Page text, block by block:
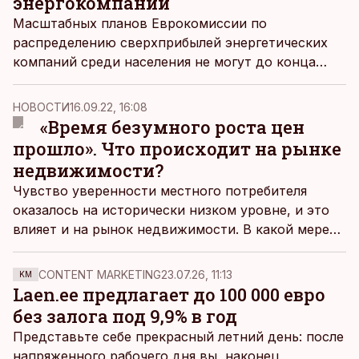
Масштабных планов Еврокомиссии по
распределению сверхприбылей энергетических
компаний среди населения не могут до конца
понять даже в министерстве экономики Эстонии.
НОВОСТИ16.09.22, 16:08
«Время безумного роста цен
прошло». Что происходит на рынке
недвижимости?
Чувство уверенности местного потребителя
оказалось на исторически низком уровне, и это
влияет и на рынок недвижимости. В какой мере
скажется это влияние, выяснится в предстоящий
осенне-зимний период, отмечает торговый
партнер фирмы Pindi Kinnisvara Пеэп Сооман.
KM CONTENT MARKETING23.07.26, 11:13
Laen.ee предлагает до 100 000 евро
без залога под 9,9% в год
Представьте себе прекрасный летний день: после
напряженного рабочего дня вы, наконец,